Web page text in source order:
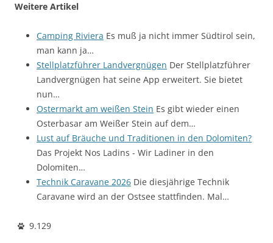
Weitere Artikel
Camping Riviera Es muß ja nicht immer Südtirol sein,
man kann ja…
Stellplatzführer Landvergnügen Der Stellplatzführer
Landvergnügen hat seine App erweitert. Sie bietet
nun…
Ostermarkt am weißen Stein Es gibt wieder einen
Osterbasar am Weißer Stein auf dem…
Lust auf Bräuche und Traditionen in den Dolomiten?
Das Projekt Nos Ladins - Wir Ladiner in den
Dolomiten…
Technik Caravane 2026 Die diesjährige Technik
Caravane wird an der Ostsee stattfinden. Mal…
9.129